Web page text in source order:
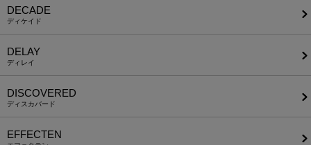
DECADE
ディケイド
DELAY
ディレイ
DISCOVERED
ディスカバード
EFFECTEN